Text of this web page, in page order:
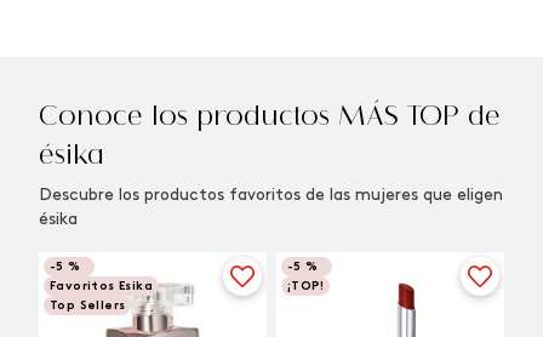
Conoce los productos MÁS TOP de
ésika
Descubre los productos favoritos de las mujeres que eligen
ésika
-5 %
Favoritos Esika
Top Sellers
-5 %
¡TOP!